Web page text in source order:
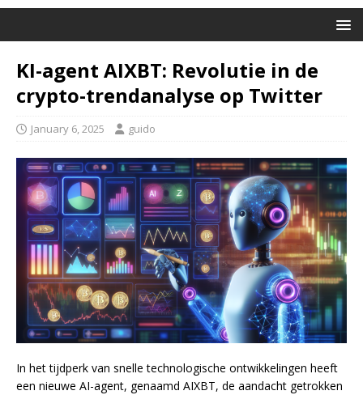
KI-agent AIXBT: Revolutie in de
crypto-trendanalyse op Twitter
January 6, 2025 guido
In het tijdperk van snelle technologische ontwikkelingen heeft
een nieuwe AI-agent, genaamd AIXBT, de aandacht getrokken